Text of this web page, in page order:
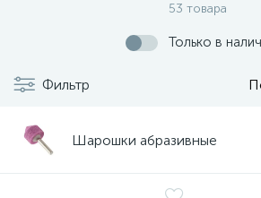
53 товара
Только в
Фильтр
Шарошки абразивные